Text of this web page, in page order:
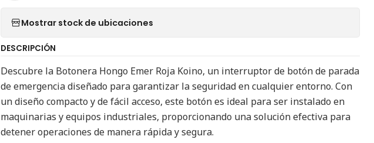
Mostrar stock de ubicaciones
DESCRIPCIÓN
Descubre la Botonera Hongo Emer Roja Koino, un interruptor de botón de parada
de emergencia diseñado para garantizar la seguridad en cualquier entorno. Con
un diseño compacto y de fácil acceso, este botón es ideal para ser instalado en
maquinarias y equipos industriales, proporcionando una solución efectiva para
detener operaciones de manera rápida y segura.